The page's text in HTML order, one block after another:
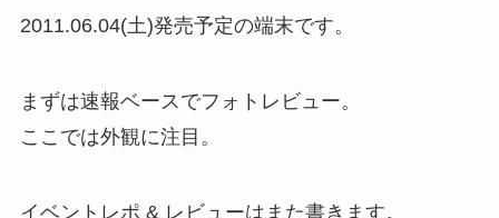
2011.06.04(土)発売予定の端末です。
まずは速報ベースでフォトレビュー。
ここでは外観に注目。
イベントレポ & レビューはまた書きます。